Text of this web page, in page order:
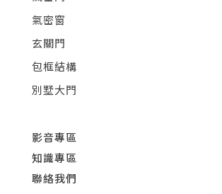
氣密窗
玄關門
包框結構
別墅大門
影音專區
知識專區
聯絡我們